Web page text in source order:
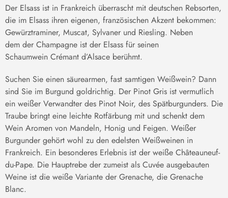
Der Elsass ist in Frankreich überrascht mit deutschen Rebsorten,
die im Elsass ihren eigenen, französischen Akzent bekommen:
Gewürztraminer, Muscat, Sylvaner und Riesling. Neben
dem der Champagne ist der Elsass für seinen
Schaumwein Crémant d’Alsace berühmt.
Suchen Sie einen säurearmen, fast samtigen Weißwein? Dann
sind Sie im Burgund goldrichtig. Der Pinot Gris ist vermutlich
ein weißer Verwandter des Pinot Noir, des Spätburgunders. Die
Traube bringt eine leichte Rotfärbung mit und schenkt dem
Wein Aromen von Mandeln, Honig und Feigen. Weißer
Burgunder gehört wohl zu den edelsten Weißweinen in
Frankreich. Ein besonderes Erlebnis ist der weiße Châteauneuf-
du-Pape. Die Hauptrebe der zumeist als Cuvée ausgebauten
Weine ist die weiße Variante der Grenache, die Grenache
Blanc.